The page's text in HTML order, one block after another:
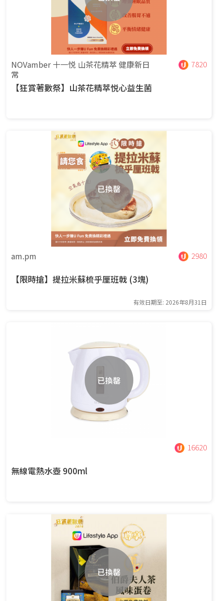
NOVamber 十一悦 山茶花精萃 健康新日
常
7820
【狂賞著數祭】山茶花精萃悦心益生菌
已換罄
am.pm 2980
【限時搶】提拉米蘇梳乎厘班戟 (3塊)
有效日期至: 2026年8月31日
已換罄
16620
無線電熱水壺 900ml
已換罄